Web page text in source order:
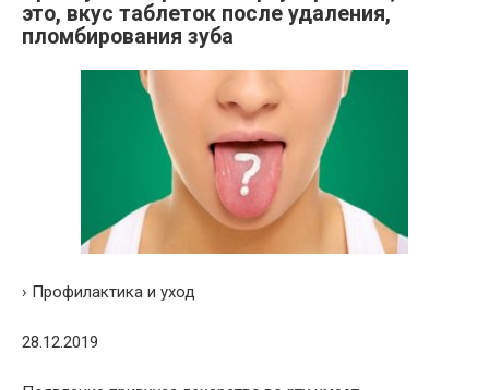
это, вкус таблеток после удаления,
пломбирования зуба
› Профилактика и уход
28.12.2019